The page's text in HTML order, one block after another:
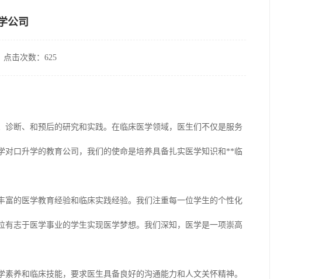
公司
点击次数：625
断、和预后的研究和实践。在临床医学领域，医生们不仅是服务
口升学的教育公司，我们的使命是培养具备扎实医学知识和**临
的医学教育经验和临床实践经验。我们注重每一位学生的个性化
志于医学事业的学生实现医学梦想。我们深知，医学是一项崇高
养和临床技能，要求医生具备良好的沟通能力和人文关怀精神。